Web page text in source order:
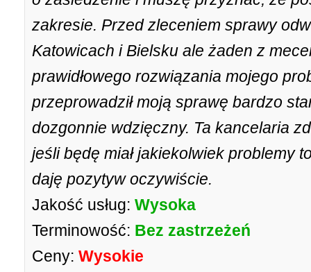
zakresie. Przed zleceniem sprawy
Katowicach i Bielsku ale żaden z
prawidłowego rozwiązania mojego
przeprowadził moją sprawę bardzo
dozgonnie wdzięczny. Ta kancelaria
jeśli będę miał jakiekolwiek problemy
daję pozytyw oczywiście.
Jakość usług: Wysoka
Terminowość: Bez zastrzeżeń
Ceny: Wysokie